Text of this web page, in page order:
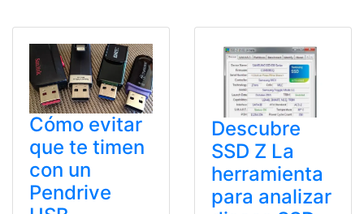
Cómo evitar
que te timen
con un
Pendrive
Descubre
SSD Z La
herramienta
para analizar